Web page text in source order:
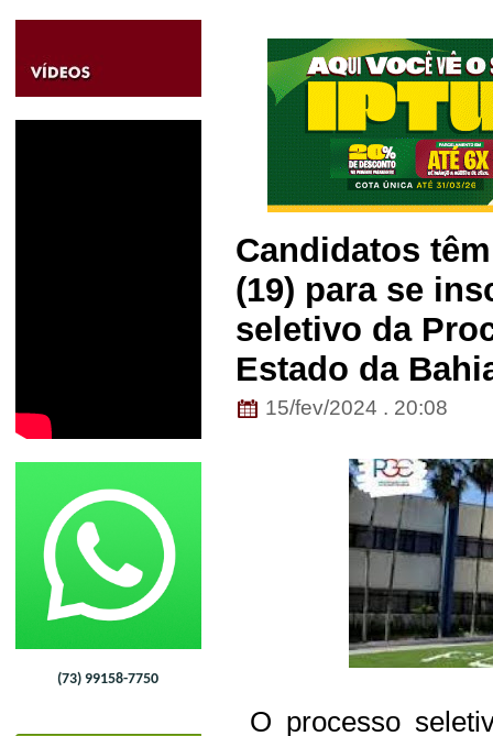
(73) 99158-7750
Candidatos
(19) para se
seletivo da
Estado da
15/fev/2024 . 20:08
O processo